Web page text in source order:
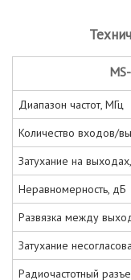
Диапазон частот, МГц
Количество входов/
Затухание на
Неравномерность, дБ
Развязка между
Затухание
Радиочастотный